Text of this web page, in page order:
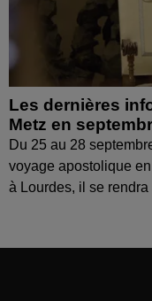
Les dernières
Metz en
Du 25 au 28
voyage apostolique
à Lourdes, il se rendra